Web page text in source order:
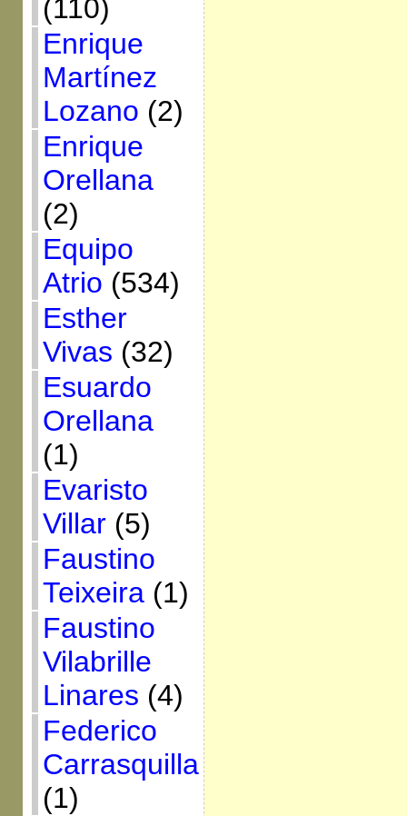
(110)
Enrique
Martínez
Lozano (2)
Enrique
Orellana
(2)
Equipo
Atrio (534)
Esther
Vivas (32)
Esuardo
Orellana
(1)
Evaristo
Villar(5)
Faustino
Teixeira(1)
Faustino
Vilabrille
Linares (4)
Federico
Carrasquilla
(1)